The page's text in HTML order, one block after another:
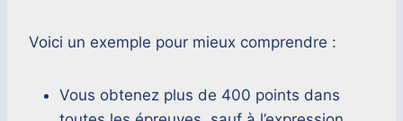
Voici un exemple pour mieux comprendre :
Vous obtenez plus de 400 points dans